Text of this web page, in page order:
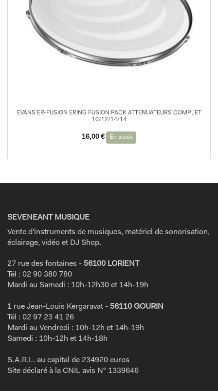
EVANS ER-FUSION ERING FUSION PACK ATTENUATEURS COMPLET
10/12/14/14
16,00 € En stock
SEVENEANT MUSIQUE
Vente d'instruments de musiques, matériel de sonorisation,
éclairage, vidéo et DJ Shop.
27 rue des fontaines - 56100 LORIENT
Tél : 02 90 380 780
Mardi au Samedi : 10h-12h30 et 14h-19h
1 rue Jean-Louis Kergaravat - 56110 GOURIN
Tél : 02 97 23 41 26
Mardi au Vendredi : 10h-12h et 14h-19h
Samedi : 10h-12h et 14h-18h
S.A.R.L. au capital de 234920 euros
Site déclaré à la CNIL avis N° 1339646